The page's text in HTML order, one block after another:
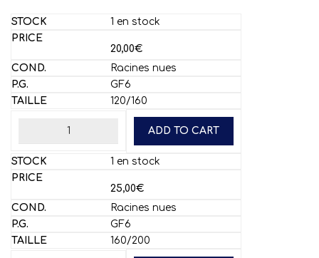
1 en stock
20,00€
Racines nues
GF6
120/160
ADD TO CART
1 en stock
25,00€
Racines nues
GF6
160/200